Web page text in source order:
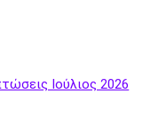
Ιούλιος 2026